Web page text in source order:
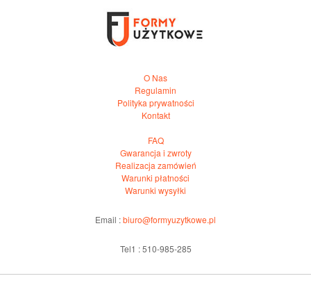
O Nas
Regulamin
Polityka prywatności
Kontakt
FAQ
Gwarancja i zwroty
Realizacja zamówień
Warunki płatności
Warunki wysyłki
Email :biuro@formyuzytkowe.pl
Tel1 : 510-985-285